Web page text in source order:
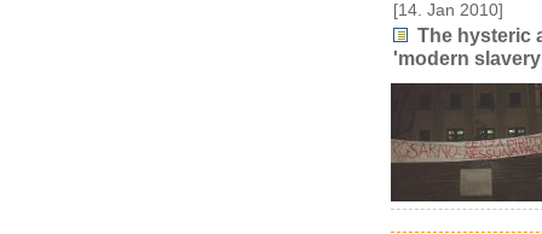
[14. Jan 2010]
The hysteric
'modern